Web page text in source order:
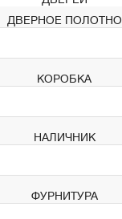
ДВЕРНОЕ ПОЛОТНО
КОРОБКА
НАЛИЧНИК
ФУРНИТУРА